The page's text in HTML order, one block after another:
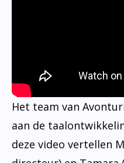
Het team van
aan de
deze video vertellen